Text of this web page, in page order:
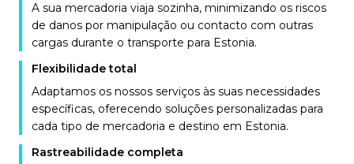
A sua mercadoria viaja sozinha, minimizando os riscos
de danos por manipulação ou contacto com outras
cargas durante o transporte para Estonia.
Flexibilidade total
Adaptamos os nossos serviços às suas necessidades
específicas, oferecendo soluções personalizadas para
cada tipo de mercadoria e destino em Estonia.
Rastreabilidade completa